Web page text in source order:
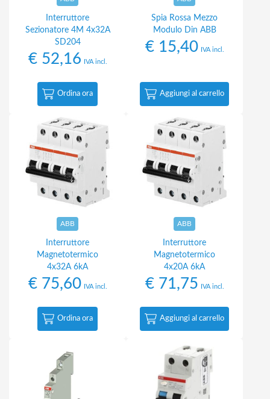
Interruttore
Sezionatore 4M 4x32A
SD204
€52,16 IVA incl.
Ordina ora
Spia Rossa Mezzo
Modulo Din ABB
€15,40 IVA incl.
Aggiungi al carrello
ABB
Interruttore
Magnetotermico
4x32A 6kA
€75,60 IVA incl.
Ordina ora
ABB
Interruttore
Magnetotermico
4x20A 6kA
€71,75 IVA incl.
Aggiungi al carrello